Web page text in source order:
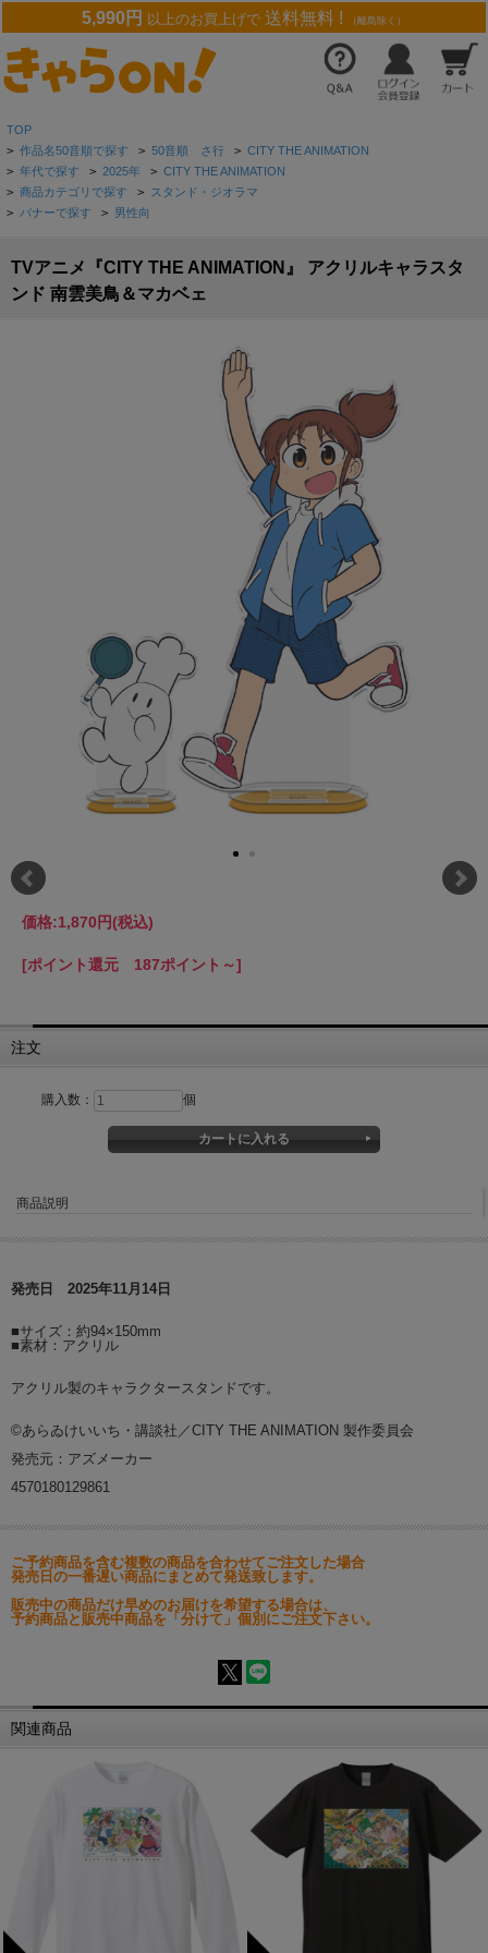
5,990円 以上のお買上げで 送料無料 ! （離島除く）
TOP
> 作品名50音順で探す > 50音順 さ行 > CITY THE ANIMATION
> 年代で探す > 2025年 > CITY THE ANIMATION
> 商品カテゴリで探す > スタンド・ジオラマ
> バナーで探す > 男性向
TVアニメ『CITY THE ANIMATION』 アクリルキャラスタ
ンド 南雲美鳥＆マカベェ
価格:1,870円(税込)
[ポイント還元 187ポイント～]
注文
購入数： 個
商品説明
発売日 2025年11月14日
■サイズ：約94×150mm
■素材：アクリル
アクリル製のキャラクタースタンドです。
©あらゐけいいち・講談社／CITY THE ANIMATION 製作委員会
発売元：アズメーカー
4570180129861
ご予約商品を含む複数の商品を合わせてご注文した場合
発売日の一番遅い商品にまとめて発送致します。
販売中の商品だけ早めのお届けを希望する場合は、
予約商品と販売中商品を「分けて」個別にご注文下さい。
関連商品